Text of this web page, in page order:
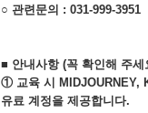
○ 관련문의 : 031-999-3951
■ 안내사항 (꼭 확인해 주세
① 교육 시 MIDJOURNEY,
유료 계정을 제공합니다.